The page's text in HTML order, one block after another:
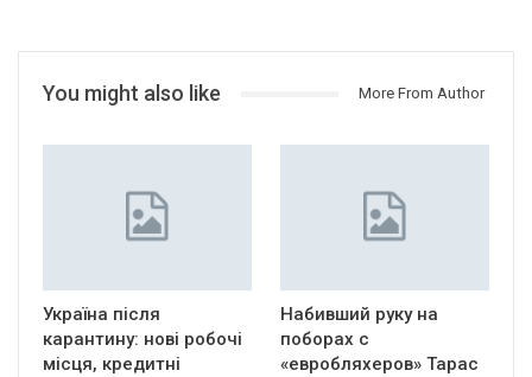
You might also like More From Author
Україна після
карантину: нові робочі
місця, кредитні
Набивший руку на
поборах с
«евробляхеров» Тарас